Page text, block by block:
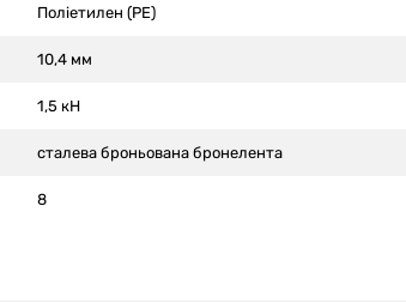
Поліетилен (PE)
10,4 мм
1,5 кН
сталева броньована бронелента
8